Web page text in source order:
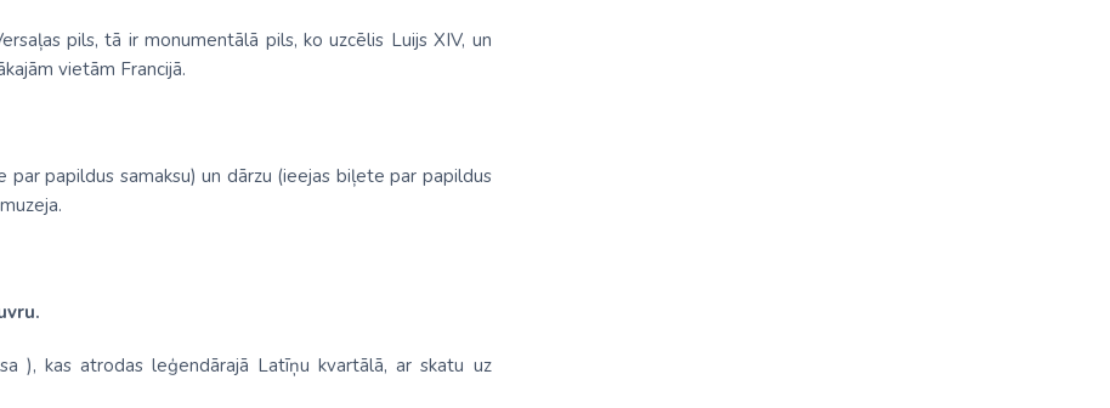
pils, tā ir monumentālā pils, ko uzcēlis Luijs XIV, un
vietām Francijā.
papildus samaksu) un dārzu (ieejas biļete par papildus
), kas atrodas leģendārajā Latīņu kvartālā, ar skatu uz